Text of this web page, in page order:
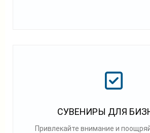
СУВЕНИРЫ ДЛЯ
Привлекайте внимание и